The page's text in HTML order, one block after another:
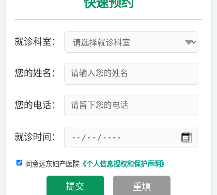
快速预约
就诊科室：
您的姓名：
您的电话：
就诊时间：
同意远东妇产医院《个人信息授权和保护声明》